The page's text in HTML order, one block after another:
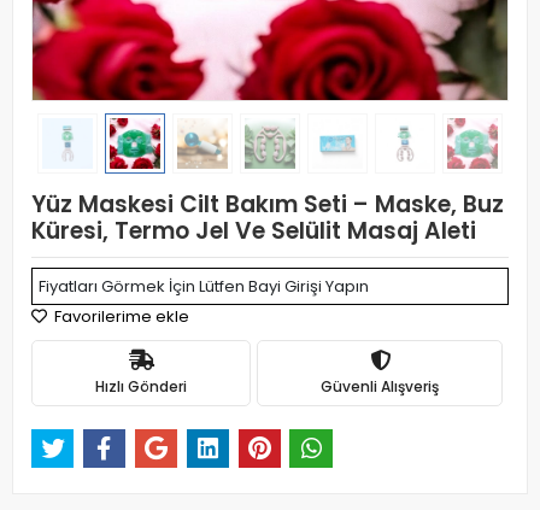
Yüz Maskesi Cilt Bakım Seti – Maske, Buz
Küresi, Termo Jel Ve Selülit Masaj Aleti
Fiyatları Görmek İçin Lütfen Bayi Girişi Yapın
Favorilerime ekle
Hızlı Gönderi Güvenli Alışveriş